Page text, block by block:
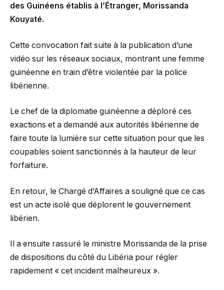
des Guinéens établis à l’Étranger, Morissanda
Kouyaté.
Cette convocation fait suite à la publication d’une
vidéo sur les réseaux sociaux, montrant une femme
guinéenne en train d’être violentée par la police
libérienne.
Le chef de la diplomatie guinéenne a déploré ces
exactions et a demandé aux autorités libérienne de
faire toute la lumière sur cette situation pour que les
coupables soient sanctionnés à la hauteur de leur
forfaiture.
En retour, le Chargé d’Affaires a souligné que ce cas
est un acte isolé que déplorent le gouvernement
libérien.
Il a ensuite rassuré le ministre Morissanda de la prise
de dispositions du côté du Libéria pour régler
rapidement « cet incident malheureux ».